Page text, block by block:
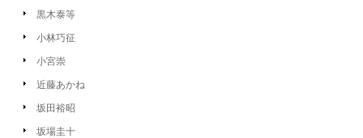
黒木泰等
小林巧征
小宮崇
近藤あかね
坂田裕昭
坂場圭十